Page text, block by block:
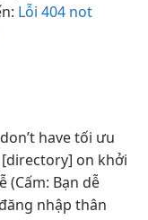
Lỗi 404 not
don’t havetối ưu
on khởi
(Cấm: Bạn dễ
nhập thân